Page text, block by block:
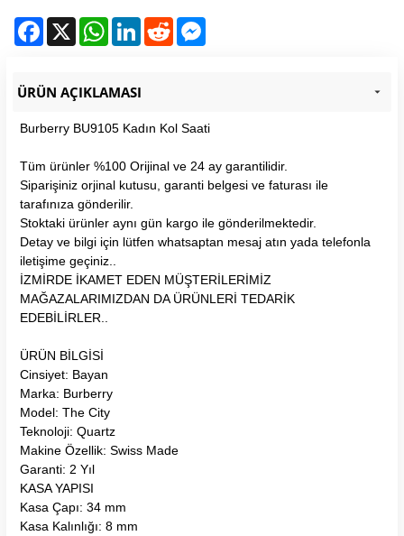
Facebook
X WhatsAppLinkedInReddit
ÜRÜN AÇIKLAMASI
Burberry BU9105 Kadın Kol Saati
Tüm ürünler %100 Orijinal ve 24 ay garantilidir.
Siparişiniz orjinal kutusu, garanti belgesi ve faturası ile
tarafınıza gönderilir.
Stoktaki ürünler aynı gün kargo ile gönderilmektedir.
Detay ve bilgi için lütfen whatsaptan mesaj atın yada telefonla
iletişime geçiniz..
İZMİRDE İKAMET EDEN MÜŞTERİLERİMİZ
MAĞAZALARIMIZDAN DA ÜRÜNLERİ TEDARİK
EDEBİLİRLER..
ÜRÜN BİLGİSİ
Cinsiyet: Bayan
Marka: Burberry
Model: The City
Teknoloji: Quartz
Makine Özellik: Swiss Made
Garanti: 2 Yıl
KASA YAPISI
Kasa Çapı: 34 mm
Kasa Kalınlığı: 8 mm